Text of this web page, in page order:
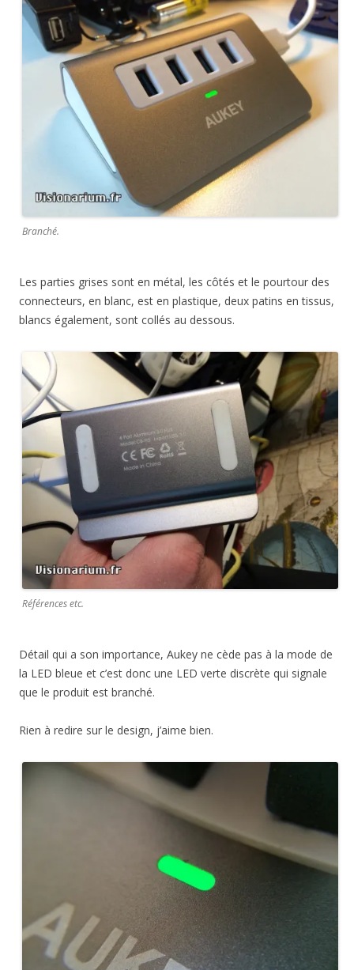
Branché.
Les parties grises sont en métal, les côtés et le pourtour des
connecteurs, en blanc, est en plastique, deux patins en tissus,
blancs également, sont collés au dessous.
Références etc.
Détail qui a son importance, Aukey ne cède pas à la mode de
la LED bleue et c’est donc une LED verte discrète qui signale
que le produit est branché.
Rien à redire sur le design, j’aime bien.